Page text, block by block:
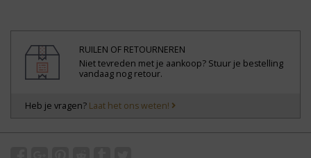
RUILEN OF RETOURNEREN
Niet tevreden met je aankoop? Stuur je bestelling
vandaag nog retour.
Heb je vragen? Laat het ons weten!